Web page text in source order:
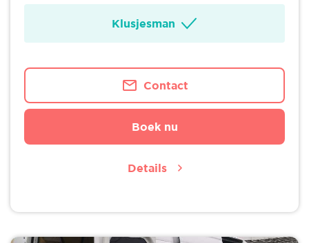
Klusjesman
Contact
Boek nu
Details